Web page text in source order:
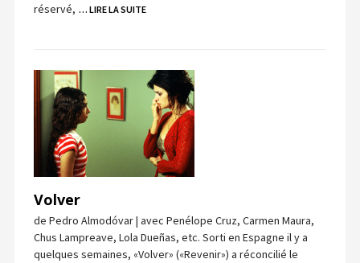
réservé, … LIRE LA SUITE
Volver
de Pedro Almodóvar | avec Penélope Cruz, Carmen Maura,
Chus Lampreave, Lola Dueñas, etc. Sorti en Espagne il y a
quelques semaines, «Volver» («Revenir») a réconcilié le